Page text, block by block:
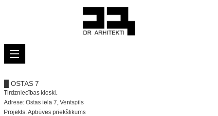
█ OSTAS 7
Tirdzniecības kioski.
Adrese: Ostas iela 7, Ventspils
Projekts: Apbūves priekšlikums